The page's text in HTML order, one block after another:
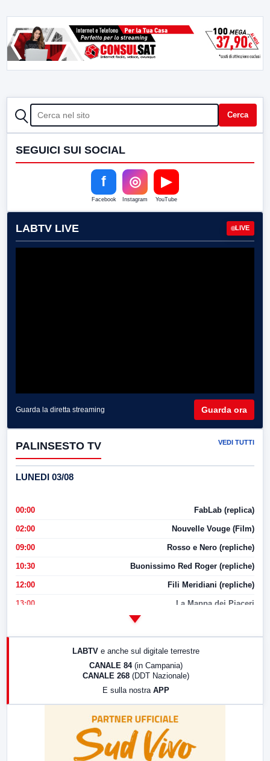
CERCA Cerca
SEGUICI SUI SOCIAL
f
Facebook
◎
Instagram
▶
YouTube
LABTV LIVE LIVE
Guarda la diretta streaming Guarda ora
PALINSESTO TV VEDI TUTTI
LUNEDI 03/08
00:00 FabLab (replica)
02:00 Nouvelle Vouge (Film)
09:00 Rosso e Nero (repliche)
10:30 Buonissimo Red Roger (repliche)
12:00 Fili Meridiani (repliche)
13:00 La Mappa dei Piaceri
LABTV e anche sul digitale terrestre
CANALE 84 (in Campania)
CANALE 268 (DDT Nazionale)
E sulla nostra APP